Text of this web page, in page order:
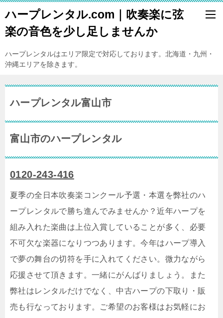
ハープレンタル.com｜吹奏楽に弦
楽の音色を少し足しませんか
ハープレンタルはエリア限定で対応しております。北海道・九州・
沖縄エリアを除きます。
ハープレンタル富山市
富山市のハープレンタル
0120-243-416
夏季の全日本吹奏楽コンクール予選・本選を弊社のハ
ープレンタルで勝ち進んでみませんか？近年ハープを
組み入れた楽曲は上位入賞していることが多く、必要
不可欠な楽器になりつつあります。今年はハープ導入
で夢の舞台の切符を手に入れてください。微力ながら
応援させて頂きます。一緒にがんばりましょう。また
弊社はレンタルだけでなく、中古ハープの下取り・販
売も行なっております。ご希望のお客様はお気軽にお